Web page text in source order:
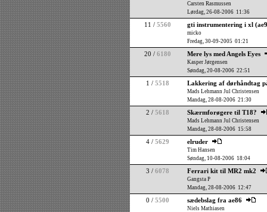
Carsten Rasmussen
Lørdag, 26-08-2006 11:36
11 / 5560 gti instrumentering i xl
micko
Fredag, 30-09-2005 01:21
20 / 6180 Mere lys med Angels Eyes
Kasper Jørgensen
Søndag, 20-08-2006 22:51
1 / 5518 Lakkering af dørhåndtag
Mads Lehmann Jul Christensen
Mandag, 28-08-2006 21:30
2 / 5618 Skærmforøgere til T18?
Mads Lehmann Jul Christensen
Mandag, 28-08-2006 15:58
4 / 5629 elruder
Tim Hansen
Søndag, 10-08-2006 18:04
3 / 6078 Ferrari kit til MR2 mk2
Gangsta P
Mandag, 28-08-2006 12:47
0 / 5500 sædebslag fra ae86
Niels Mathiasen